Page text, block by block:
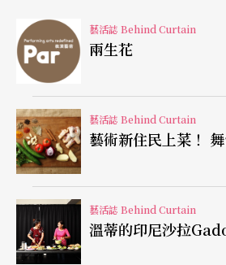
古典寫實繪畫技法，和超現實的
眾在混亂中戮力合作、共同護衛
「家園」不只是溫馨，溫杜拿的
家園》等畫作，無論是內容或形
園的鄉愁與浪漫懷想，前者靈感
垃圾場，荒涼、腐朽和死亡意象
畫面中央一尊年輕飽滿的軀體蜷
藝活誌 Behind Curtain
兩生花
藝活誌 Behind Curtain
藝術新住民上菜！
藝活誌 Behind Curtain
溫蒂的印尼沙拉